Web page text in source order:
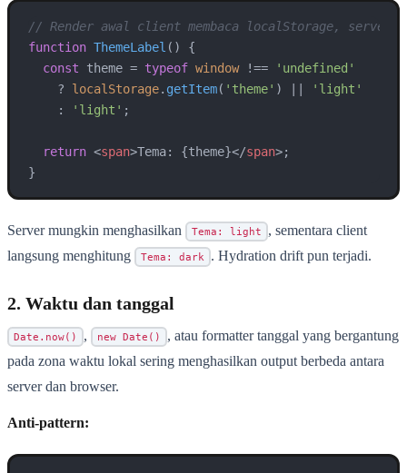
// Render awal client membaca localStorage, server
function ThemeLabel ( ) {
const theme = typeof window !==
'undefined'
    ?
localStorage. getItem( 'theme' ) ||
'light'
    :
'light' ;
return <span>Tema: {theme}</span>;
}
Server mungkin menghasilkan Tema: light
, sementara client
langsung menghitung
Tema: dark . Hydration drift pun terjadi.
2. Waktu dan tanggal
Date.now() , new Date()
, atau formatter tanggal yang bergantung
pada zona waktu lokal sering menghasilkan output berbeda antara
server dan browser.
Anti-pattern: